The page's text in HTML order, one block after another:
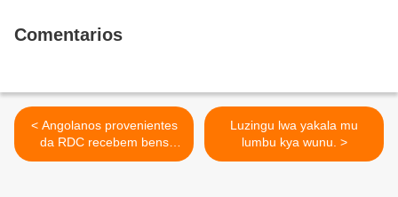
Comentarios
< Angolanos provenientes
da RDC recebem bens
diversos no Songo
Luzingu lwa yakala mu
lumbu kya wunu. >